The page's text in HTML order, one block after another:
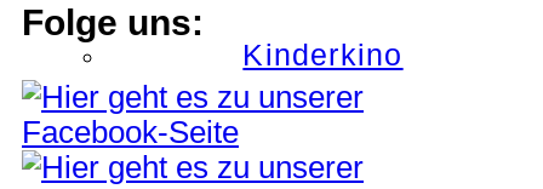
Kinderkino
Folge uns: